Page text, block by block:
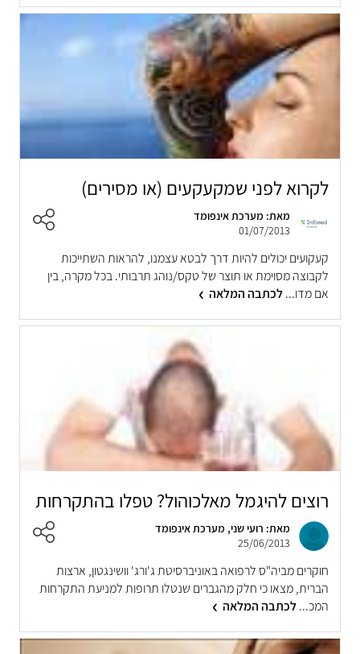
לקרוא לפני שמקעקעים (או מסירים)
מאת: מערכת אינפומד
01/07/2013
קעקועים יכולים להיות דרך לבטא עצמנו, להראות השתייכות
לקבוצה מסוימת או תוצר של טקס/נוהג תרבותי. בכל מקרה, בין
אם מדו...לכתבה המלאה
רוצים להיגמל מאלכוהול? טפלו בהתקרחות
מאת: רועי שני, מערכת אינפומד
25/06/2013
חוקרים מביה"ס לרפואה באוניברסיטת ג'ורג' וושינגטון, ארצות
הברית, מצאו כי חלק מהגברים שנטלו תרופות למניעת התקרחות
המכ...לכתבה המלאה